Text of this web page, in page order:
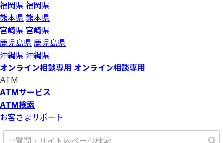
福岡県 福岡県
熊本県 熊本県
宮崎県 宮崎県
鹿児島県 鹿児島県
沖縄県 沖縄県
オンライン相談専用 オンライン相談専用
ATM
ATMサービス
ATM検索
お客さまサポート